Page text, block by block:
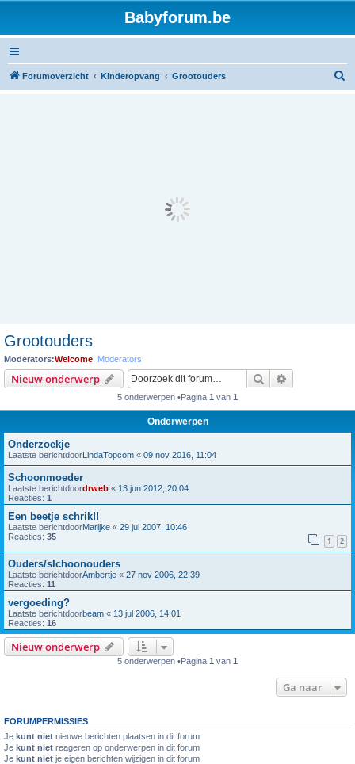
Babyforum.be
Forumoverzicht Kinderopvang Grootouders
Grootouders
Moderators:Welcome Moderators
Nieuw onderwerp Zoek
5 onderwerpen •Pagina 1 van 1
Onderwerpen
Onderzoekje
Laatste berichtdoorLindaTopcom « 09 nov 2016, 11:04
Schoonmoeder
Laatste berichtdoordrweb « 13 jun 2012, 20:04
Reacties: 1
Een beetje schrik!!
Laatste berichtdoorMarijke « 29 jul 2007, 10:46
Reacties: 35 1 2
Ouders/sIchoonouders
Laatste berichtdoorAmbertje « 27 nov 2006, 22:39
Reacties: 11
vergoeding?
Laatste berichtdoorbeam « 13 jul 2006, 14:01
Reacties: 16
Nieuw onderwerp
5 onderwerpen •Pagina 1 van 1
Ga naar
FORUMPERMISSIES
Je kunt niet nieuwe berichten plaatsen in dit forum
Je kunt niet reageren op onderwerpen in dit forum
Je kunt niet je eigen berichten wijzigen in dit forum